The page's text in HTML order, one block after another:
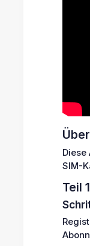
SIM-
Teil